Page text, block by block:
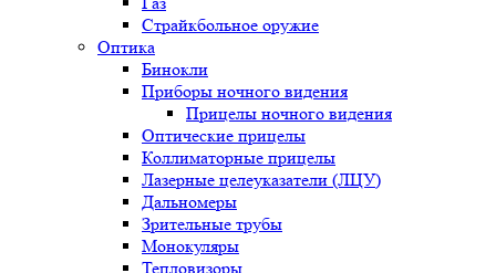
Страйкбольное оружие
Оптика
Бинокли
Приборы ночного видения
Прицелы ночного видения
Оптические прицелы
Коллиматорные прицелы
Лазерные целеуказатели (ЛЦУ)
Дальномеры
Зрительные трубы
Монокуляры
Тепловизоры